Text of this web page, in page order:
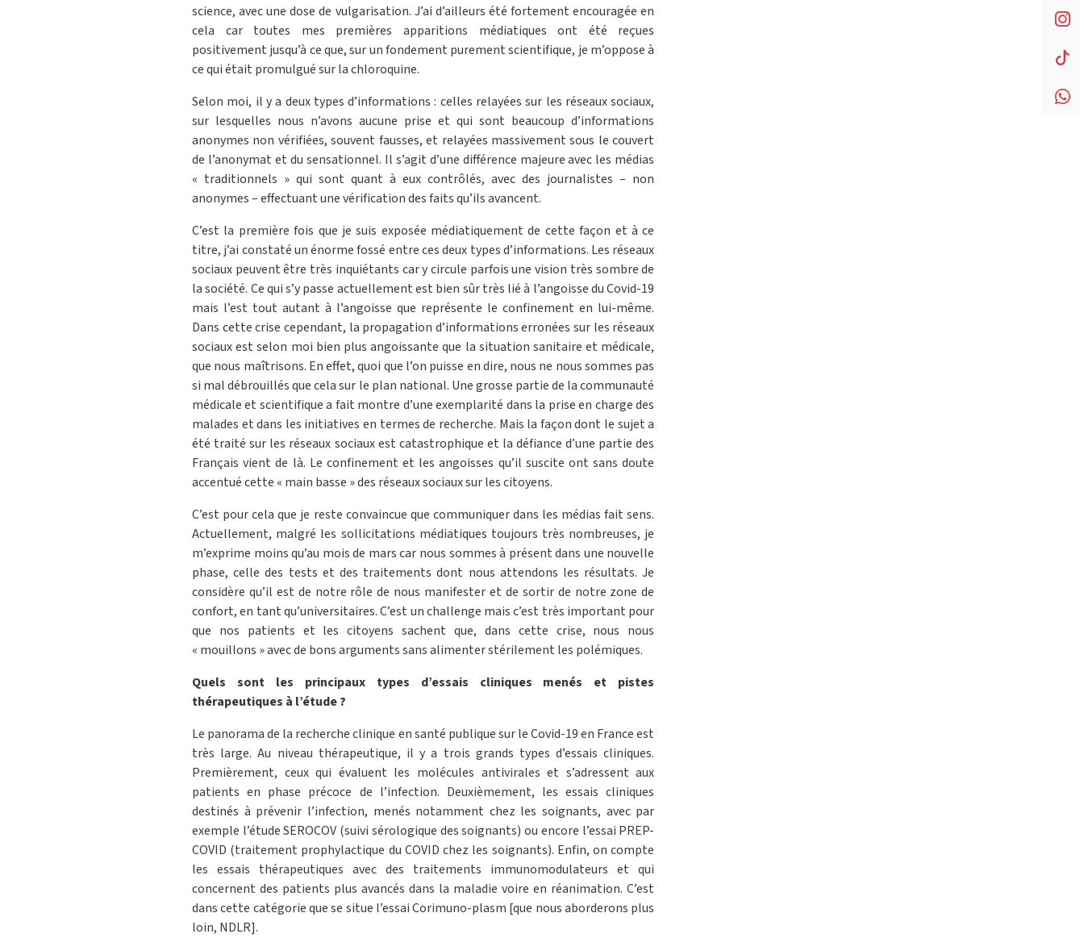
science, avec une dose de vulgarisation. J’ai d’ailleurs été fortement encouragée en
cela car toutes mes premières apparitions médiatiques ont été reçues
positivement jusqu’à ce que, sur un fondement purement scientifique, je m’oppose à
ce qui était promulgué sur la chloroquine.
Selon moi, il y a deux types d’informations : celles relayées sur les réseaux sociaux,
sur lesquelles nous n’avons aucune prise et qui sont beaucoup d’informations
anonymes non vérifiées, souvent fausses, et relayées massivement sous le couvert
de l’anonymat et du sensationnel. Il s’agit d’une différence majeure avec les médias
« traditionnels » qui sont quant à eux contrôlés, avec des journalistes – non
anonymes – effectuant une vérification des faits qu’ils avancent.
C’est la première fois que je suis exposée médiatiquement de cette façon et à ce
titre, j’ai constaté un énorme fossé entre ces deux types d’informations. Les réseaux
sociaux peuvent être très inquiétants car y circule parfois une vision très sombre de
la société. Ce qui s’y passe actuellement est bien sûr très lié à l’angoisse du Covid-19
mais l’est tout autant à l’angoisse que représente le confinement en lui-même.
Dans cette crise cependant, la propagation d’informations erronées sur les réseaux
sociaux est selon moi bien plus angoissante que la situation sanitaire et médicale,
que nous maîtrisons. En effet, quoi que l’on puisse en dire, nous ne nous sommes pas
si mal débrouillés que cela sur le plan national. Une grosse partie de la communauté
médicale et scientifique a fait montre d’une exemplarité dans la prise en charge des
malades et dans les initiatives en termes de recherche. Mais la façon dont le sujet a
été traité sur les réseaux sociaux est catastrophique et la défiance d’une partie des
Français vient de là. Le confinement et les angoisses qu’il suscite ont sans doute
accentué cette « main basse » des réseaux sociaux sur les citoyens.
C’est pour cela que je reste convaincue que communiquer dans les médias fait sens.
Actuellement, malgré les sollicitations médiatiques toujours très nombreuses, je
m’exprime moins qu’au mois de mars car nous sommes à présent dans une nouvelle
phase, celle des tests et des traitements dont nous attendons les résultats. Je
considère qu’il est de notre rôle de nous manifester et de sortir de notre zone de
confort, en tant qu’universitaires. C’est un challenge mais c’est très important pour
que nos patients et les citoyens sachent que, dans cette crise, nous nous
« mouillons » avec de bons arguments sans alimenter stérilement les polémiques.
Quels sont les principaux types d’essais cliniques menés et pistes
thérapeutiques à l’étude ?
Le panorama de la recherche clinique en santé publique sur le Covid-19 en France est
très large. Au niveau thérapeutique, il y a trois grands types d’essais cliniques.
Premièrement, ceux qui évaluent les molécules antivirales et s’adressent aux
patients en phase précoce de l’infection. Deuxièmement, les essais cliniques
destinés à prévenir l’infection, menés notamment chez les soignants, avec par
exemple l’étude SEROCOV (suivi sérologique des soignants) ou encore l’essai PREP-
COVID (traitement prophylactique du COVID chez les soignants). Enfin, on compte
les essais thérapeutiques avec des traitements immunomodulateurs et qui
concernent des patients plus avancés dans la maladie voire en réanimation. C’est
dans cette catégorie que se situe l’essai Corimuno-plasm [que nous aborderons plus
loin, NDLR].